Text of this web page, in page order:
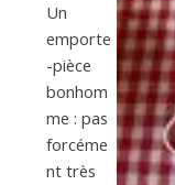
Un
emporte
-pièce
bonhom
me : pas
forcéme
nt très